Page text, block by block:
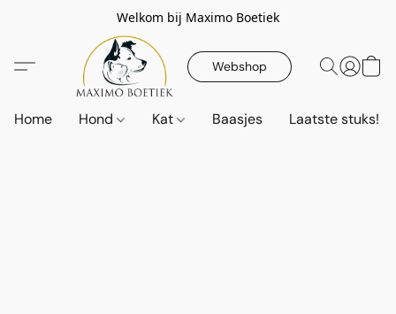
Welkom bij Maximo Boetiek
Webshop
Home Hond Kat Baasjes Laatste stuks!